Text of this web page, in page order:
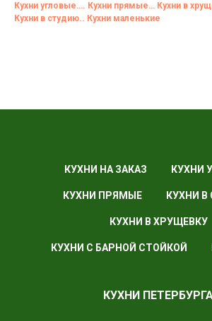
Кухни угловые…. Кухни прямые… Кухни в
Кухни в студию.. Кухни маленькие
КУХНИ НА ЗАКАЗ КУХНИ
КУХНИ ПРЯМЫЕ КУХНИ
КУХНИ В ХРУЩЕВКУ
КУХНИ С БАРНОЙ СТОЙКОЙ
КУХНИ